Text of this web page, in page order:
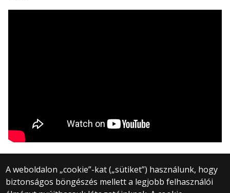
A weboldalon „cookie”-kat („sütiket”) használunk, hogy
biztonságos böngészés mellett a legjobb felhasználói
© 2025 Eötvös Loránd Tudományegyetem